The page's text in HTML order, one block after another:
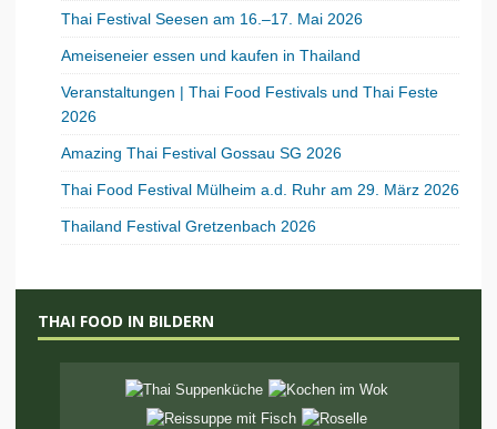
Thai Festival Seesen am 16.–17. Mai 2026
Ameiseneier essen und kaufen in Thailand
Veranstaltungen | Thai Food Festivals und Thai Feste
2026
Amazing Thai Festival Gossau SG 2026
Thai Food Festival Mülheim a.d. Ruhr am 29. März 2026
Thailand Festival Gretzenbach 2026
THAI FOOD IN BILDERN